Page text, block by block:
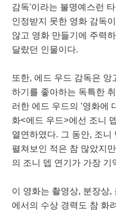
감독'이라는 불명예스런
인정받지 못한 영화 감독
않고 영화 만들기에 주력
달랐던 인물이다.
또한, 에드 우드 감독은
하기를 좋아하는 독특한
러한 에드 우드의 '영화에
화<에드 우드>에선 조니
열연하였다. 그 동안, 조니
펼쳐보인 적은 참 많았지
의 조니 뎁 연기가 가장 기
이 영화는 촬영상, 분장상,
에서의 수상 경력도 참 화